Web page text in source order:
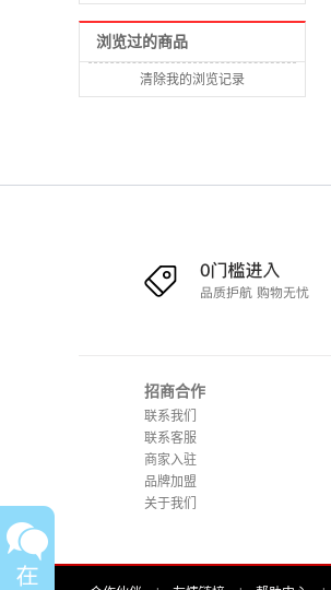
浏览过的商品
清除我的浏览记录
招商合作
联系我们
联系客服
商家入驻
品牌加盟
关于我们